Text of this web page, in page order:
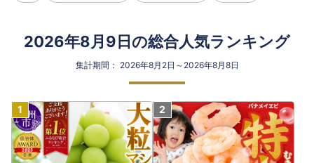
2026年8月9日の総合人気ランキング
集計期間： 2026年8月2日～2026年8月8日